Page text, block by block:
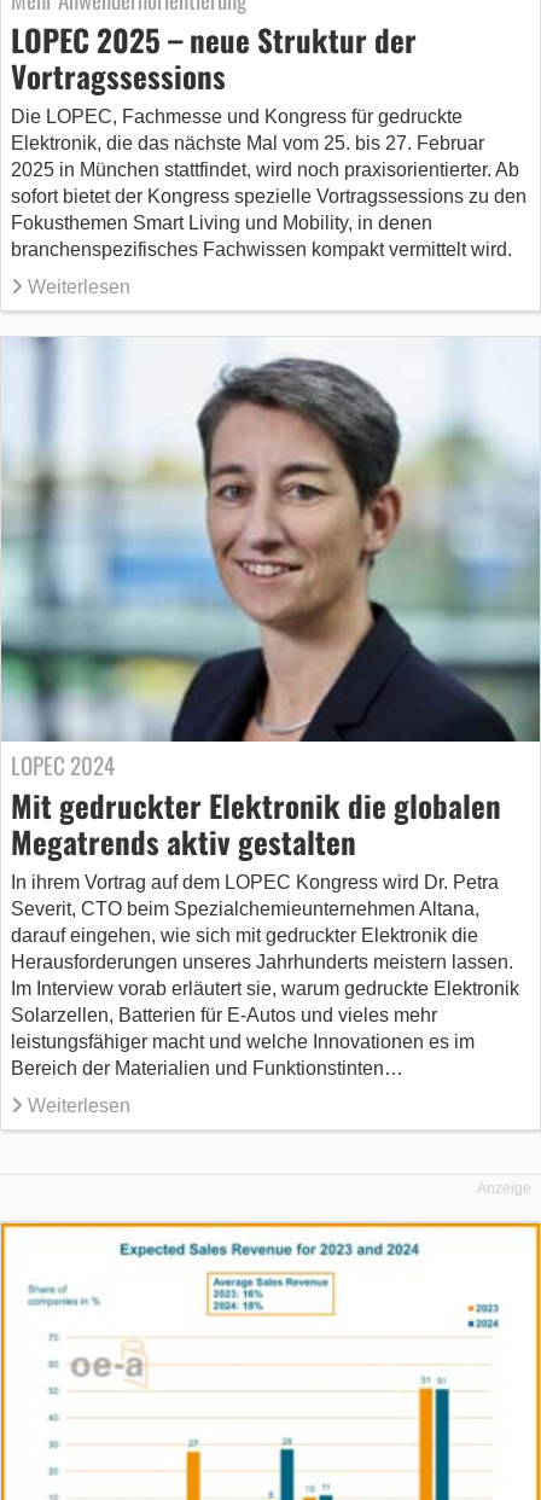
LOPEC 2025 – neue Struktur der
Vortragssessions
Die LOPEC, Fachmesse und Kongress für gedruckte
Elektronik, die das nächste Mal vom 25. bis 27. Februar
2025 in München stattfindet, wird noch praxisorientierter. Ab
sofort bietet der Kongress spezielle Vortragssessions zu den
Fokusthemen Smart Living und Mobility, in denen
branchenspezifisches Fachwissen kompakt vermittelt wird.
Weiterlesen
LOPEC 2024
Mit gedruckter Elektronik die globalen
Megatrends aktiv gestalten
In ihrem Vortrag auf dem LOPEC Kongress wird Dr. Petra
Severit, CTO beim Spezialchemieunternehmen Altana,
darauf eingehen, wie sich mit gedruckter Elektronik die
Herausforderungen unseres Jahrhunderts meistern lassen.
Im Interview vorab erläutert sie, warum gedruckte Elektronik
Solarzellen, Batterien für E-Autos und vieles mehr
leistungsfähiger macht und welche Innovationen es im
Bereich der Materialien und Funktionstinten…
Weiterlesen
Anzeige